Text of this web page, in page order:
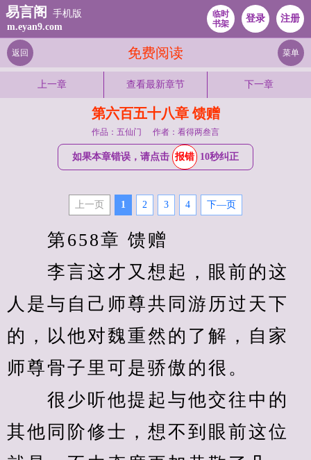
易言阁
手机版
m.eyan9.com
临时
书架
登录 注册
免费阅读
返回 菜单
上一章 查看最新章节 下一章
第六百五十八章 馈赠
作品：五仙门 作者：看得两叁言
如果本章错误，请点击 报错 10秒纠正
上一页 1 2 3 4 下—页
第658章 馈赠
李言这才又想起，眼前的这
人是与自己师尊共同游历过天下
的，以他对魏重然的了解，自家
师尊骨子里可是骄傲的很。
很少听他提起与他交往中的
其他同阶修士，想不到眼前这位